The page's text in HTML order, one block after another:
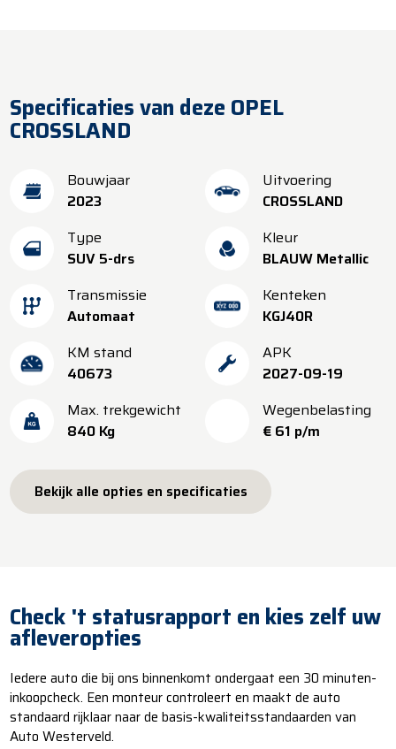
Specificaties van deze OPEL
CROSSLAND
Bouwjaar
2023
Uitvoering
CROSSLAND
Type
SUV 5-drs
Kleur
BLAUW Metallic
Transmissie
Automaat
Kenteken
KGJ40R
KM stand
40673
APK
2027-09-19
Max. trekgewicht
840 Kg
Wegenbelasting
€ 61 p/m
Bekijk alle opties en specificaties
Check 't statusrapport en kies zelf uw
afleveropties
Iedere auto die bij ons binnenkomt ondergaat een 30 minuten-
inkoopcheck. Een monteur controleert en maakt de auto
standaard rijklaar naar de basis-kwaliteitsstandaarden van
Auto Westerveld.